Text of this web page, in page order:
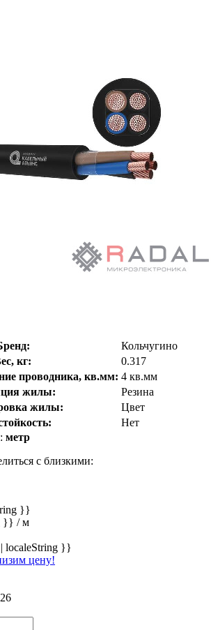
Кольчугино
кг:
0.317
проводника, кв.мм: 4 кв.мм
жилы:
Резина
жилы:
Цвет
Нет
метр
с близкими:
}}
}} / м
localeString }}
цену!